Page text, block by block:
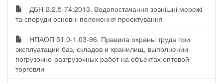
ДБН В.2.5-74:2013. Водопостачання зовнішні мережі
та споруди основні положення проектування
НПАОП 51.0-1.03-96. Правила охраны труда при
эксплуатации баз, складов и хранилищ, выполнении
погрузочно-разгрузочных работ на объектах оптовой
торговли